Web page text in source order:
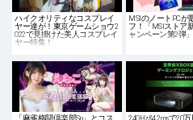
ハイクオリティなコスプレイ
ヤー達が！東京ゲームショウ2
022で見掛けた美人コスプレイ
ヤー特集！
MSIのノートPCが
フ！「MSIストア
ャンペーン第2弾
「麻雀格闘倶楽部Sp」とコス 240Hz&4.2msで20